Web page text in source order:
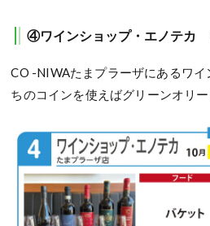
④ワインショップ・エノテカ
CO -NIWAたまプラーザにあるワイ
ちのコインを使えばグリーンオリー